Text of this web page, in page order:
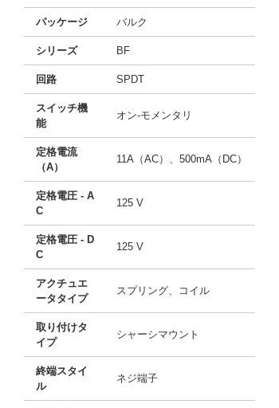
パッケージ バルク
シリーズ BF
回路 SPDT
スイッチ機
能
オン-モメンタリ
定格電流
（A）
11A（AC）、500mA（DC）
定格電圧 - A
C
125 V
定格電圧 - D
C
125 V
アクチュエ
ータタイプ
スプリング、コイル
取り付けタ
イプ
シャーシマウント
終端スタイ
ル
ネジ端子